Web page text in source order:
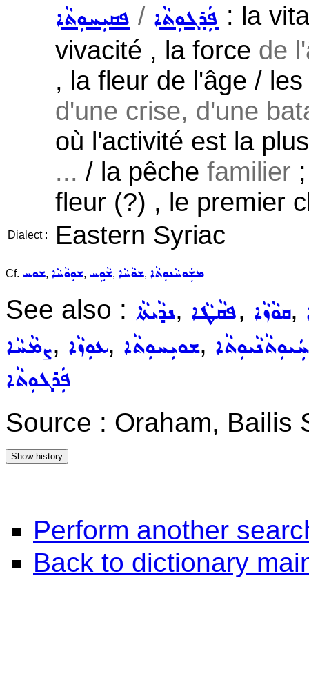
ܦܩܝܼܚܘܼܬܵܐ / ܦܲܪܓܘܼܬܵܐ : la
vivacité , la force de
, la fleur de l'âge /
d'une crise, d'une
où l'activité est la
... / la pêche familier
fleur (?) , le premier
Dialect : Eastern Syriac
Cf. ܫܘܚ, ܫܘܼܘܵܚܵܐ, ܫܵܘܹܚ, ܫܘܵܚܵܐ, ܡܫܲܘܚܵܢܘܼܬܵܐ
See also : ܢܕܵܝܬܵܐ, ܦܩܵܛܵܐ, ܩܘܵܙܵܐ,
ܨܡܵܚܵܐ, ܥܘܼܙܵܐ, ܫܘܝܼܚܘܼܬܵܐ, ܚܲܝܘܼܬܵܢܵܝܘܼܬܵܐ
ܦܲܪܓܘܼܬܵܐ
Source : Oraham, Bailis
Perform another
Back to dictionary